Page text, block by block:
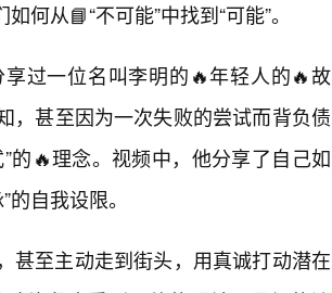
何从📘“不可能”中找到“可能”。
过一位名叫李明的🔥年轻人的🔥故
，甚至因为一次失败的尝试而背负债
的🔥理念。视频中，他分享了自己如
自我设限。
甚至主动走到街头，用真诚打动潜在